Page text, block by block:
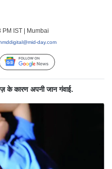
IST | Mumbai
day.com
Follow Us
के कारण अपनी जान गंवाई.